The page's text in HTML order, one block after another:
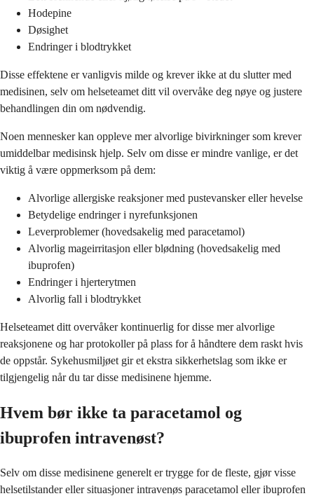
Hodepine
Døsighet
Endringer i blodtrykket
Disse effektene er vanligvis milde og krever ikke at du slutter med
medisinen, selv om helseteamet ditt vil overvåke deg nøye og justere
behandlingen din om nødvendig.
Noen mennesker kan oppleve mer alvorlige bivirkninger som krever
umiddelbar medisinsk hjelp. Selv om disse er mindre vanlige, er det
viktig å være oppmerksom på dem:
Alvorlige allergiske reaksjoner med pustevansker eller hevelse
Betydelige endringer i nyrefunksjonen
Leverproblemer (hovedsakelig med paracetamol)
Alvorlig mageirritasjon eller blødning (hovedsakelig med
ibuprofen)
Endringer i hjerterytmen
Alvorlig fall i blodtrykket
Helseteamet ditt overvåker kontinuerlig for disse mer alvorlige
reaksjonene og har protokoller på plass for å håndtere dem raskt hvis
de oppstår. Sykehusmiljøet gir et ekstra sikkerhetslag som ikke er
tilgjengelig når du tar disse medisinene hjemme.
Hvem bør ikke ta paracetamol og
ibuprofen intravenøst?
Selv om disse medisinene generelt er trygge for de fleste, gjør visse
helsetilstander eller situasjoner intravenøs paracetamol eller ibuprofen